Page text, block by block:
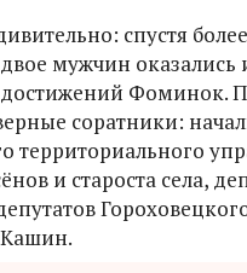
спустя
мужчин
Фоминок.
соратники:
территориального
и староста села,